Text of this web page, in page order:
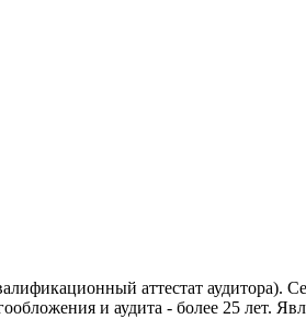
аттестат
и аудита - более 25 лет.